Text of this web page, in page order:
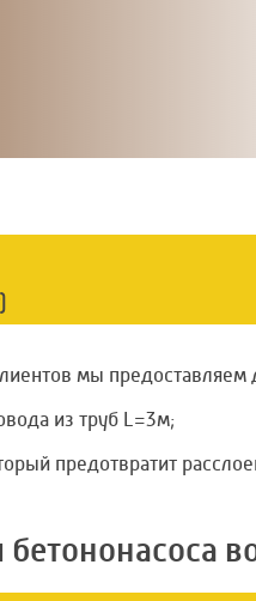
мы предоставляем
из труб L=3м;
предотвратит